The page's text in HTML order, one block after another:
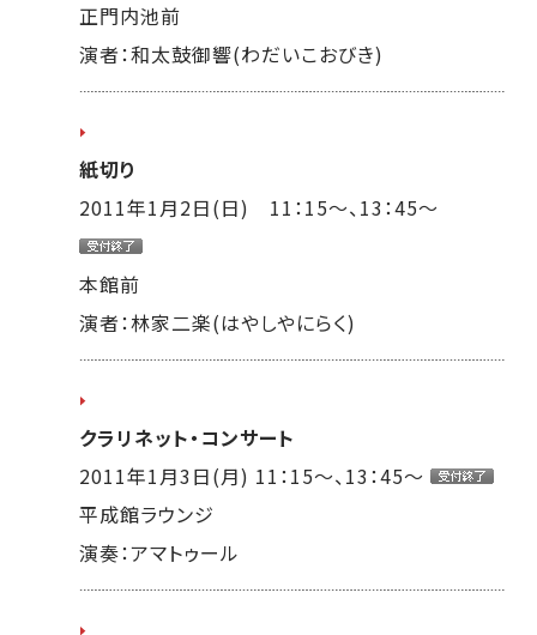
正門内池前
演者：和太鼓御響(わだいこおびき)
紙切り
2011年1月2日(日) 11：15～、13：45～
本館前
演者：林家二楽(はやしやにらく)
クラリネット・コンサート
2011年1月3日(月) 11：15～、13：45～
平成館ラウンジ
演奏：アマトゥール